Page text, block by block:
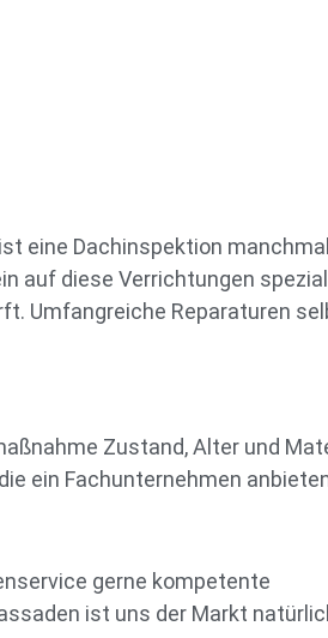
eine Dachinspektion manchmal
auf diese Verrichtungen
Umfangreiche Reparaturen
Zustand, Alter und
ein Fachunternehmen
gerne kompetente
ist uns der Markt